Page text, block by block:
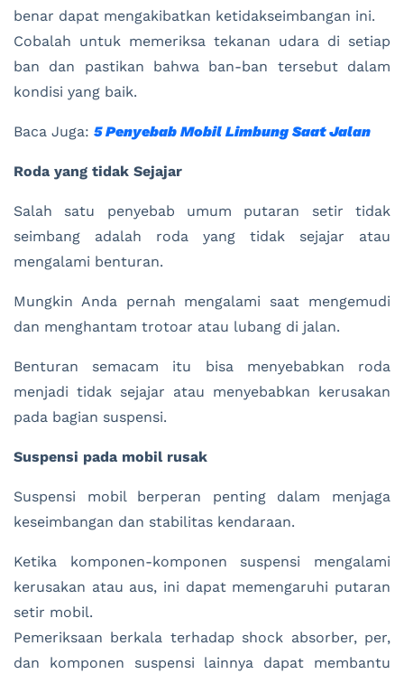
benar dapat mengakibatkan ketidakseimbangan ini.
Cobalah untuk memeriksa tekanan udara di setiap
ban dan pastikan bahwa ban-ban tersebut dalam
kondisi yang baik.
Baca Juga: 5 Penyebab Mobil Limbung Saat Jalan
Roda yang tidak Sejajar
Salah satu penyebab umum putaran setir tidak
seimbang adalah roda yang tidak sejajar atau
mengalami benturan.
Mungkin Anda pernah mengalami saat mengemudi
dan menghantam trotoar atau lubang di jalan.
Benturan semacam itu bisa menyebabkan roda
menjadi tidak sejajar atau menyebabkan kerusakan
pada bagian suspensi.
Suspensi pada mobil rusak
Suspensi mobil berperan penting dalam menjaga
keseimbangan dan stabilitas kendaraan.
Ketika komponen-komponen suspensi mengalami
kerusakan atau aus, ini dapat memengaruhi putaran
setir mobil.
Pemeriksaan berkala terhadap shock absorber, per,
dan komponen suspensi lainnya dapat membantu